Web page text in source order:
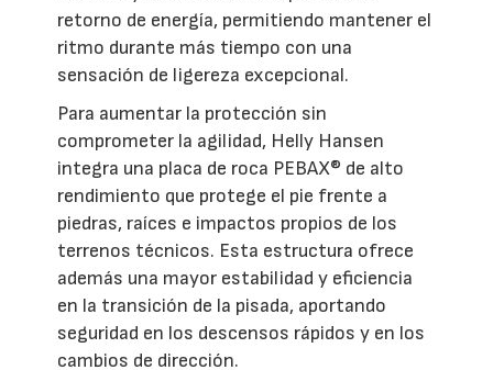
retorno de energía, permitiendo mantener el
ritmo durante más tiempo con una
sensación de ligereza excepcional.
Para aumentar la protección sin
comprometer la agilidad, Helly Hansen
integra una placa de roca PEBAX® de alto
rendimiento que protege el pie frente a
piedras, raíces e impactos propios de los
terrenos técnicos. Esta estructura ofrece
además una mayor estabilidad y eficiencia
en la transición de la pisada, aportando
seguridad en los descensos rápidos y en los
cambios de dirección.